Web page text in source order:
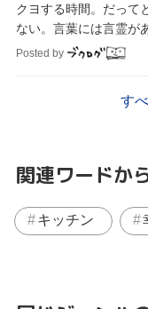
クヨする時間。だって
ない。言葉には言霊が
140
Posted by
す
関連ワードか
キッチン